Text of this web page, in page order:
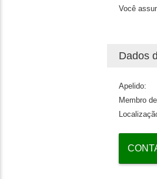
Você
Dados
Apelido:
Membro